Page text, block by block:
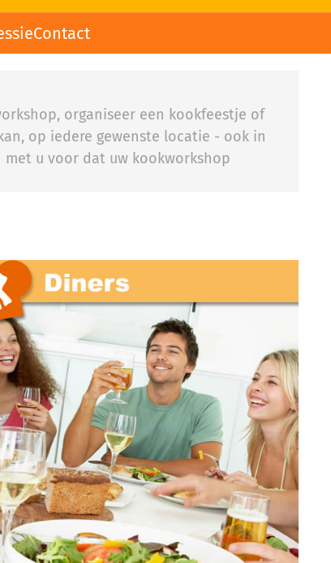
Contact
organiseer een kookfeestje of
op iedere gewenste locatie - ook in
met u voor dat uw kookworkshop